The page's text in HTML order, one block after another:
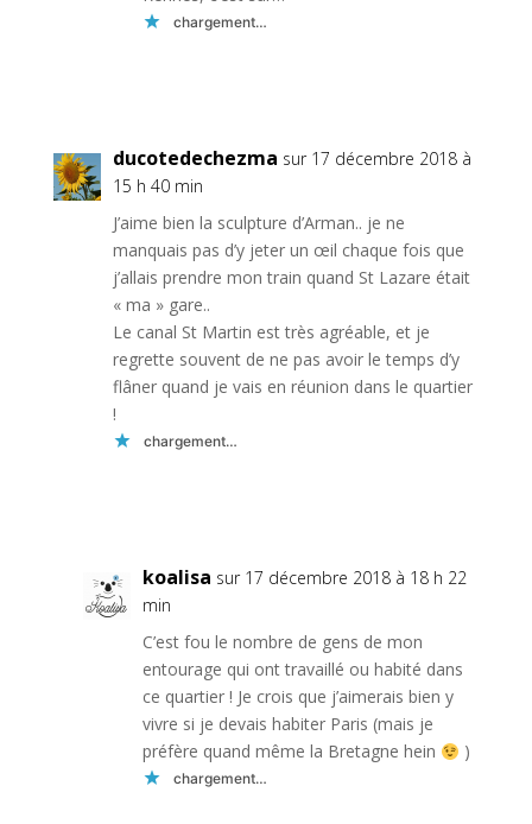
chargement…
ducotedechezma sur 17 décembre 2018 à
15 h 40 min
J’aime bien la sculpture d’Arman.. je ne
manquais pas d’y jeter un œil chaque fois que
j’allais prendre mon train quand St Lazare était
« ma » gare..
Le canal St Martin est très agréable, et je
regrette souvent de ne pas avoir le temps d’y
flâner quand je vais en réunion dans le quartier
!
chargement…
koalisa sur 17 décembre 2018 à 18 h 22
min
C’est fou le nombre de gens de mon
entourage qui ont travaillé ou habité dans
ce quartier ! Je crois que j’aimerais bien y
vivre si je devais habiter Paris (mais je
préfère quand même la Bretagne hein
)
chargement…